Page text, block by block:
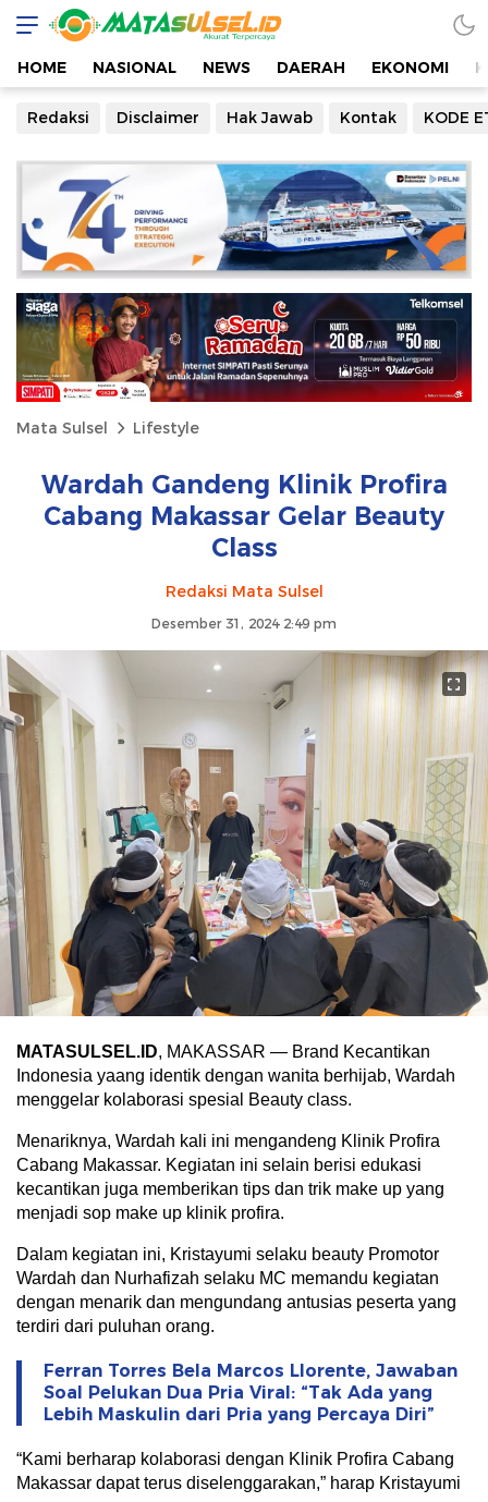
HOME NASIONAL NEWS DAERAH EKONOMI
Redaksi Disclaimer Hak Jawab Kontak KODE
Mata Sulsel Lifestyle
Wardah Gandeng Klinik Profira
Cabang Makassar Gelar Beauty
Class
Redaksi Mata Sulsel
Desember 31, 2024 2:49 pm
MATASULSEL.ID, MAKASSAR — Brand Kecantikan
Indonesia yaang identik dengan wanita berhijab, Wardah
menggelar kolaborasi spesial Beauty class.
Menariknya, Wardah kali ini mengandeng Klinik Profira
Cabang Makassar. Kegiatan ini selain berisi edukasi
kecantikan juga memberikan tips dan trik make up yang
menjadi sop make up klinik profira.
Dalam kegiatan ini, Kristayumi selaku beauty Promotor
Wardah dan Nurhafizah selaku MC memandu kegiatan
dengan menarik dan mengundang antusias peserta yang
terdiri dari puluhan orang.
Ferran Torres Bela Marcos Llorente, Jawaban
Soal Pelukan Dua Pria Viral: “Tak Ada yang
Lebih Maskulin dari Pria yang Percaya Diri”
“Kami berharap kolaborasi dengan Klinik Profira Cabang
Makassar dapat terus diselenggarakan,” harap Kristayumi